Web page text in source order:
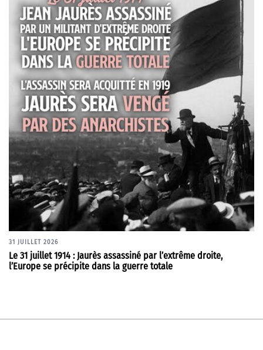
31 JUILLET 2026
Le 31 juillet 1914 : Jaurès assassiné par l’extrême droite,
l’Europe se précipite dans la guerre totale